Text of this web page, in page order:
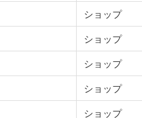
ショップ
ショップ
ショップ
ショップ
ショップ